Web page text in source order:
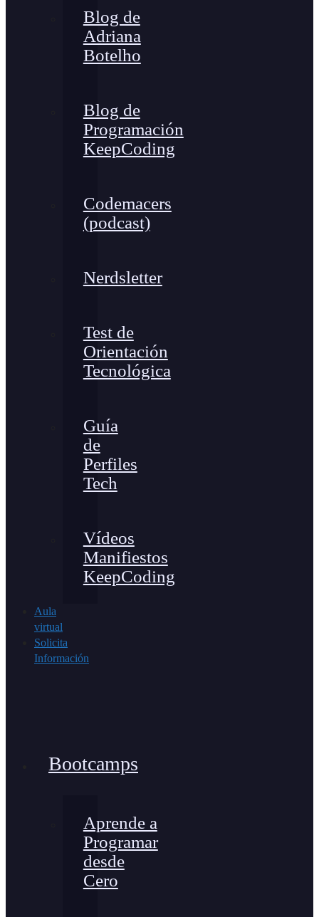
Blog de
Adriana
Botelho
Blog de
Programación
KeepCoding
Codemacers
(podcast)
Nerdsletter
Test de
Orientación
Tecnológica
Guía
de
Perfiles
Tech
Vídeos
Manifiestos
KeepCoding
Aula
virtual
Solicita
Información
Bootcamps
Aprende a
Programar
desde
Cero